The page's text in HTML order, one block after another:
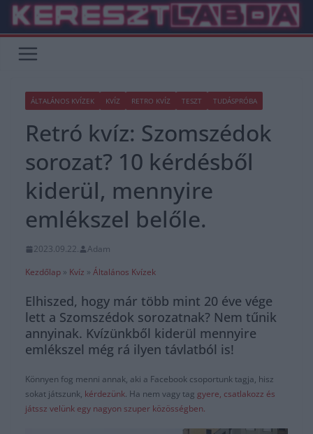
Skip
content
ÁLTALÁNOS KVÍZEK KVÍZ RETRO KVÍZ TESZT TUDÁSPRÓBA
Retró kvíz: Szomszédok
sorozat? 10 kérdésből
kiderül, mennyire
emlékszel belőle.
2023.09.22.
Adam
Kezdőlap » Kvíz » Általános Kvízek
Elhiszed, hogy már több mint 20 éve vége
lett a Szomszédok sorozatnak? Nem tűnik
annyinak. Kvízünkből kiderül mennyire
emlékszel még rá ilyen távlatból is!
Könnyen fog menni annak, aki a Facebook csoportunk tagja, hisz
sokat játszunk, kérdezünk. Ha nem vagy tag gyere, csatlakozz és
játssz velünk egy nagyon szuper közösségben.